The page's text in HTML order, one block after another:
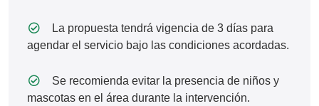
La propuesta tendrá vigencia de 3 días para
agendar el servicio bajo las condiciones acordadas.
Se recomienda evitar la presencia de niños y
mascotas en el área durante la intervención.